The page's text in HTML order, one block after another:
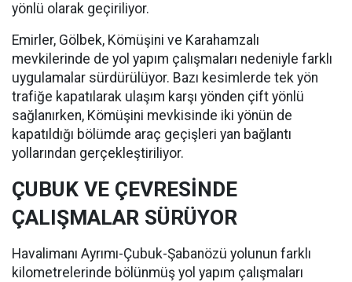
yönlü olarak geçiriliyor.
Emirler, Gölbek, Kömüşini ve Karahamzalı
mevkilerinde de yol yapım çalışmaları nedeniyle farklı
uygulamalar sürdürülüyor. Bazı kesimlerde tek yön
trafiğe kapatılarak ulaşım karşı yönden çift yönlü
sağlanırken, Kömüşini mevkisinde iki yönün de
kapatıldığı bölümde araç geçişleri yan bağlantı
yollarından gerçekleştiriliyor.
ÇUBUK VE ÇEVRESİNDE
ÇALIŞMALAR SÜRÜYOR
Havalimanı Ayrımı-Çubuk-Şabanözü yolunun farklı
kilometrelerinde bölünmüş yol yapım çalışmaları